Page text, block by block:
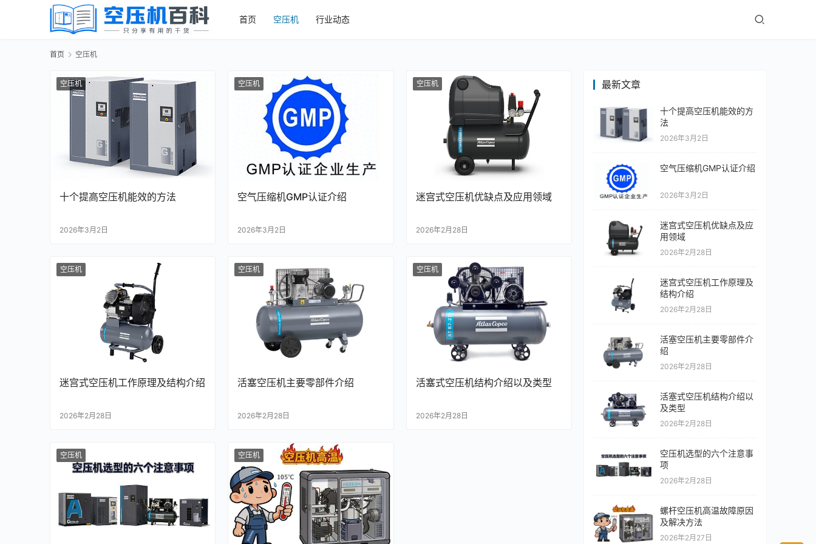
首页 空压机 行业动态
首页 空压机
空压机
十个提高空压机能效的方法
2026年3月2日
空压机
空气压缩机GMP认证介绍
2026年3月2日
空压机
迷宫式空压机优缺点及应用领域
2026年2月28日
空压机
迷宫式空压机工作原理及结构介绍
2026年2月28日
空压机
活塞空压机主要零部件介绍
2026年2月28日
空压机
活塞式空压机结构介绍以及类型
2026年2月28日
空压机 空压机
最新文章
十个提高空压机能效的方
法
2026年3月2日
空气压缩机GMP认证介绍
2026年3月2日
迷宫式空压机优缺点及应
用领域
2026年2月28日
迷宫式空压机工作原理及
结构介绍
2026年2月28日
活塞空压机主要零部件介
绍
2026年2月28日
活塞式空压机结构介绍以
及类型
2026年2月28日
空压机选型的六个注意事
项
2026年2月28日
螺杆空压机高温故障原因
及解决方法
2026年2月27日